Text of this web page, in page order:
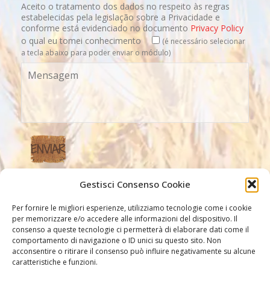
Gestisci Consenso Cookie
Per fornire le migliori esperienze, utilizziamo tecnologie come i cookie
per memorizzare e/o accedere alle informazioni del dispositivo. Il
consenso a queste tecnologie ci permetterà di elaborare dati come il
comportamento di navigazione o ID unici su questo sito. Non
acconsentire o ritirare il consenso può influire negativamente su alcune
caratteristiche e funzioni.
Aceito o tratamento dos dados no respeito às regras
estabelecidas pela legislação sobre a Privacidade e
conforme está evidenciado no documento Privacy Policy
o qual eu tomei conhecimento
(é necessário selecionar
a tecla abaixo para poder enviar o módulo)
Nossos link